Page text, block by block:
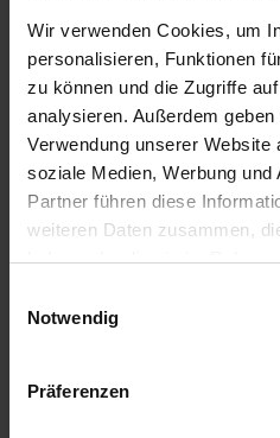
Wir verwenden Cookies, um
personalisieren, Funktionen
zu können und die Zugriffe
analysieren. Außerdem
Verwendung unserer Website
soziale Medien, Werbung
Partner führen diese
weiteren Daten zusammen,
haben oder die sie im
Cookies, wenn Sie unsere
Notwendig
Präferenzen
inkl. ges. USt.,zzgl. Versandkosten
Sofort versandfertig, Lieferzeit
Deutschlands
Merken Bewerten
Beschreibung